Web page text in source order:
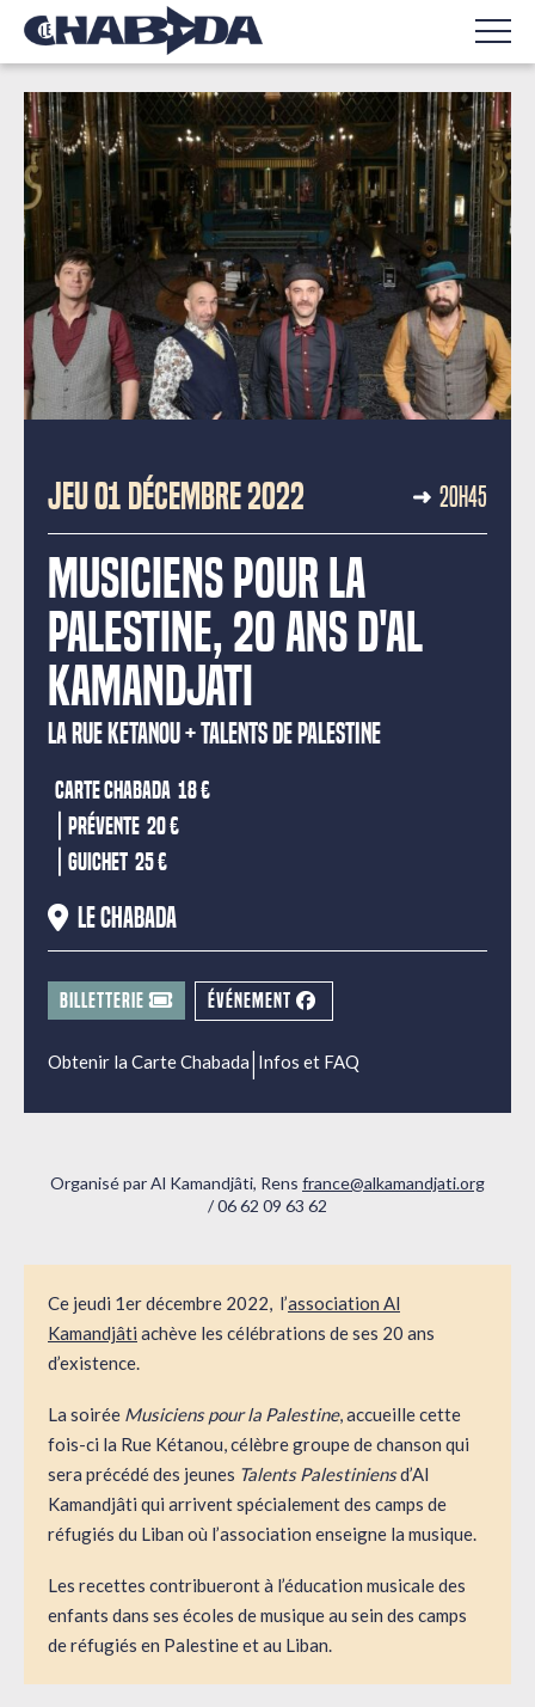
JEU 01 DÉCEMBRE 2022 20H45
Musiciens pour la
Palestine, 20 ans d'Al
Kamandjati
LA RUE KETANOU TALENTS DE PALESTINE
Carte Chabada 18 €
Prévente 20 €
Guichet 25 €
Le Chabada
BILLETTERIE ÉVÉNEMENT
Obtenir la Carte Chabada| Infos et FAQ
Organisé par Al Kamandjâti, Rens france@alkamandjati.org
/ 06 62 09 63 62
Ce jeudi 1er décembre 2022, l’association Al
Kamandjâti achève les célébrations de ses 20 ans
d’existence.
La soirée Musiciens pour la Palestine, accueille cette
fois-ci la Rue Kétanou, célèbre groupe de chanson qui
sera précédé des jeunes Talents Palestiniensd’Al
Kamandjâti qui arrivent spécialement des camps de
réfugiés du Liban où l’association enseigne la musique.
Les recettes contribueront à l’éducation musicale des
enfants dans ses écoles de musique au sein des camps
de réfugiés en Palestine et au Liban.